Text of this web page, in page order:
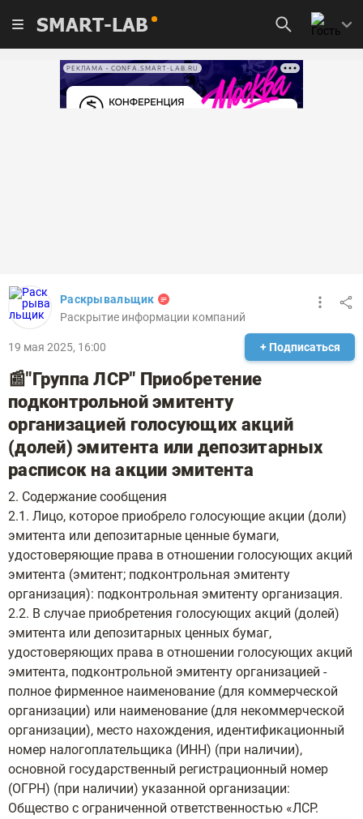
SMART-LAB
РЕКЛАМА • CONFA.SMART-LAB.RU
Раскрывальщик
Раскрытие информации компаний
19 мая 2025, 16:00 + Подписаться
📰"Группа ЛСР" Приобретение
подконтрольной эмитенту
организацией голосующих акций
(долей) эмитента или депозитарных
расписок на акции эмитента
2. Содержание сообщения
2.1. Лицо, которое приобрело голосующие акции (доли)
эмитента или депозитарные ценные бумаги,
удостоверяющие права в отношении голосующих акций
эмитента (эмитент; подконтрольная эмитенту
организация): подконтрольная эмитенту организация.
2.2. В случае приобретения голосующих акций (долей)
эмитента или депозитарных ценных бумаг,
удостоверяющих права в отношении голосующих акций
эмитента, подконтрольной эмитенту организацией -
полное фирменное наименование (для коммерческой
организации) или наименование (для некоммерческой
организации), место нахождения, идентификационный
номер налогоплательщика (ИНН) (при наличии),
основной государственный регистрационный номер
(ОГРН) (при наличии) указанной организации:
Общество с ограниченной ответственностью «ЛСР.